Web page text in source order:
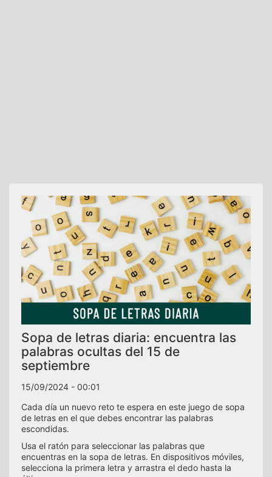
Sopa de letras diaria: encuentra las
palabras ocultas del 15 de
septiembre
15/09/2024 - 00:01
Cada día un nuevo reto te espera en este juego de sopa
de letras en el que debes encontrar las palabras
escondidas.
Usa el ratón para seleccionar las palabras que
encuentras en la sopa de letras. En dispositivos móviles,
selecciona la primera letra y arrastra el dedo hasta la